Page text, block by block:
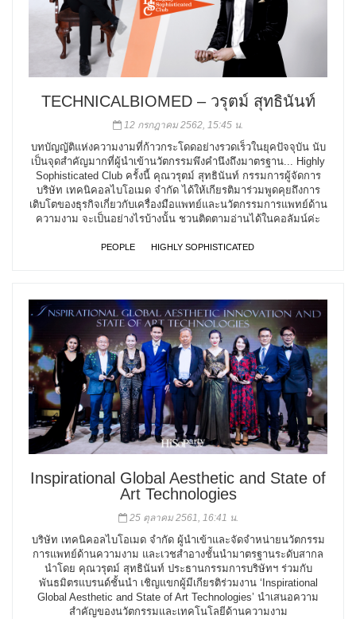
TECHNICALBIOMED – วรุตม์ สุทธินันท์
12 กรกฎาคม 2562, 15:45 น.
บทบัญญัติแห่งความงามที่ก้าวกระโดดอย่างรวดเร็วในยุคปัจจุบัน นับ
เป็นจุดสำคัญมากที่ผู้นำเข้านวัตกรรมพึงคำนึงถึงมาตรฐาน... Highly
Sophisticated Club ครั้งนี้ คุณวรุตม์ สุทธินันท์ กรรมการผู้จัดการ
บริษัท เทคนิคอลไบโอเมด จำกัด ได้ให้เกียรติมาร่วมพูดคุยถึงการ
เติบโตของธุรกิจเกี่ยวกับเครื่องมือแพทย์และนวัตกรรมการแพทย์ด้าน
ความงาม จะเป็นอย่างไรบ้างนั้น ชวนติดตามอ่านได้ในคอลัมน์ค่ะ
PEOPLE HIGHLY SOPHISTICATED
Inspirational Global Aesthetic and State of
Art Technologies
25 ตุลาคม 2561, 16:41 น.
บริษัท เทคนิคอลไบโอเมด จำกัด ผู้นำเข้าและจัดจำหน่ายนวัตกรรม
การแพทย์ด้านความงาม และเวชสำอางชั้นนำมาตรฐานระดับสากล
นำโดย คุณวรุตม์ สุทธินันท์ ประธานกรรมการบริษัทฯ ร่วมกับ
พันธมิตรแบรนด์ชั้นนำ เชิญแขกผู้มีเกียรติร่วมงาน ‘Inspirational
Global Aesthetic and State of Art Technologies’ นำเสนอความ
สำคัญของนวัตกรรมและเทคโนโลยีด้านความงาม